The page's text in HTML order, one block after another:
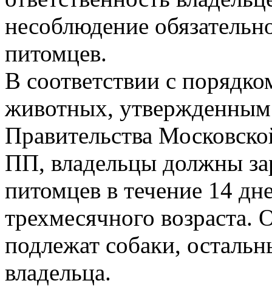
несоблюдение
питомцев.
В соответствии с
животных,
Правительства
ПП, владельцы должны
питомцев в течение 14
трехмесячного возраста.
подлежат собаки,
владельца.